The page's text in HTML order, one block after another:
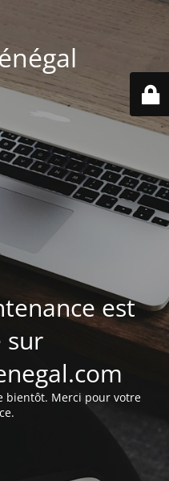
est
sur
bientôt. Merci pour votre